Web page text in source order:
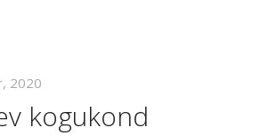
2020
kogukond